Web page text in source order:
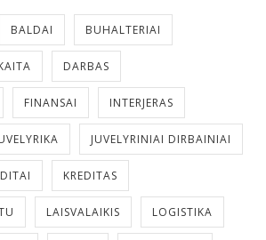
BALDAI BUHALTERIAI
DARBAS
FINANSAI INTERJERAS
JUVELYRINIAI DIRBAINIAI
KREDITAS
LAISVALAIKIS LOGISTIKA